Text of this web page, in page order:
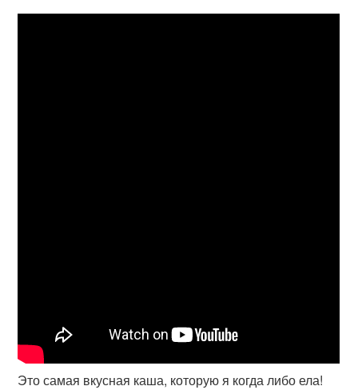
Это самая вкусная каша, которую я когда либо ела!